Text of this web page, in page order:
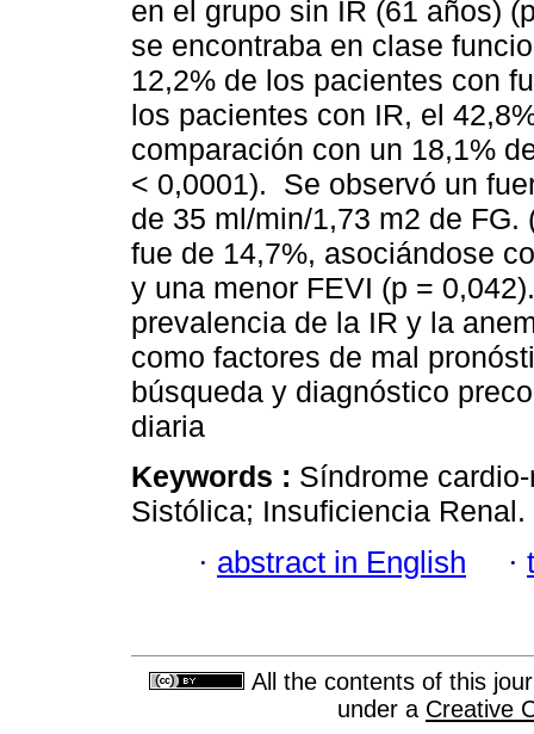
en el grupo sin IR (61 años)
se encontraba en clase
12,2% de los pacientes con
los pacientes con IR, el
comparación con un 18,1%
< 0,0001). Se observó un
de 35 ml/min/1,73 m2 de
fue de 14,7%, asociándose
y una menor FEVI (p =
prevalencia de la IR y la
como factores de mal
búsqueda y diagnóstico
diaria
Keywords : Síndrome
Sistólica; Insuficiencia Renal.
· abstract in English ·
All the contents of this
under a Creative